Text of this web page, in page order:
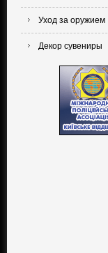
Уход за оружием
Декор сувениры